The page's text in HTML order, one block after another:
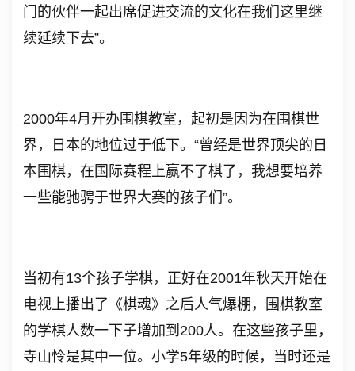
门的伙伴一起出席促进交流的文化在我们这里继
续延续下去”。
2000年4月开办围棋教室，起初是因为在围棋世
界，日本的地位过于低下。“曾经是世界顶尖的日
本围棋，在国际赛程上赢不了棋了，我想要培养
一些能驰骋于世界大赛的孩子们”。
当初有13个孩子学棋，正好在2001年秋天开始在
电视上播出了《棋魂》之后人气爆棚，围棋教室
的学棋人数一下子增加到200人。在这些孩子里，
寺山怜是其中一位。小学5年级的时候，当时还是